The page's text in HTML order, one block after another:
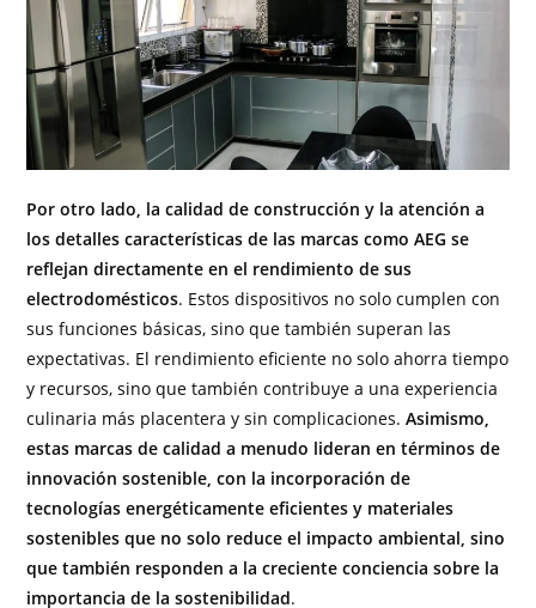
Por otro lado, la calidad de construcción y la atención a
los detalles características de las marcas como AEG se
reflejan directamente en el rendimiento de sus
electrodomésticos. Estos dispositivos no solo cumplen con
sus funciones básicas, sino que también superan las
expectativas. El rendimiento eficiente no solo ahorra tiempo
y recursos, sino que también contribuye a una experiencia
culinaria más placentera y sin complicaciones.Asimismo,
estas marcas de calidad a menudo lideran en términos de
innovación sostenible, con la incorporación de
tecnologías energéticamente eficientes y materiales
sostenibles que no solo reduce el impacto ambiental, sino
que también responden a la creciente conciencia sobre la
importancia de la sostenibilidad.